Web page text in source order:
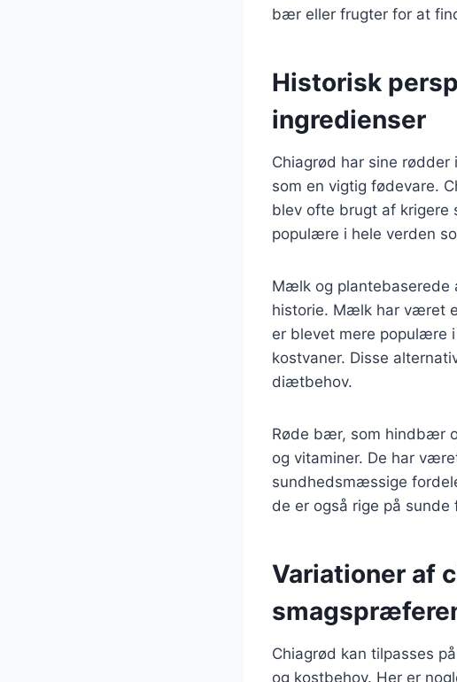
bær eller frugter for at
Historisk
ingredienser
Chiagrød har sine
som en vigtig fødevare.
blev ofte brugt af krigere
populære i hele verden
Mælk og plantebaserede
historie. Mælk har været
er blevet mere populære
kostvaner. Disse
diætbehov.
Røde bær, som hindbær
og vitaminer. De har
sundhedsmæssige
de er også rige på sunde
Variationer af
Chiagrød kan tilpasses
og kostbehov. Her er